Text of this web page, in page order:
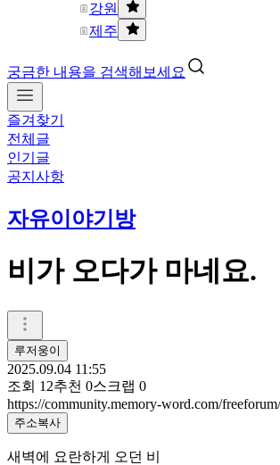
강원
제주
궁금한 내용을 검색해보세요
즐겨찾기
전체글
인기글
공지사항
자유이야기방
비가 오다가 마네요.
루저웅이
2025.09.04 11:55
조회 12추천 0스크랩 0
https://community.memory-word.com/
주소복사
새벽에 요란하게 오던 비